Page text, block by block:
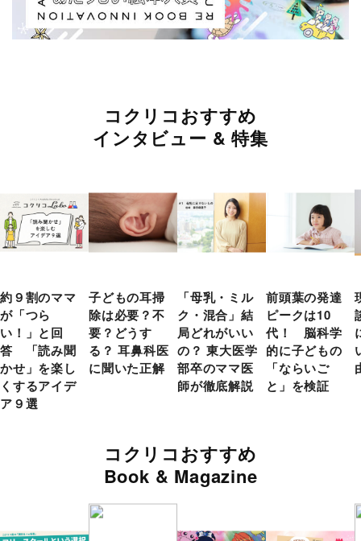
コクリコおすすめ
インタビュー & 特集
約９割のママ
が「つら
い！」と回
答 「読み聞
かせ」を楽し
くするアイデ
ア９選
子どもの耳掃
除は必要？不
要？どうす
る？ 耳鼻科医
に聞いた正解
「母乳・ミル
ク・混合」結
局どれがいい
の？ 東大医学
部卒のママ医
師が徹底解説
前頭葉の発達
ピークは10
代！ 脳科学
的に子どもの
「ならいご
と」を検証
コクリコおすすめ
Book & Magazine